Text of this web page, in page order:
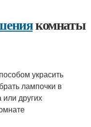
комнаты
украсить
лампочки в
других